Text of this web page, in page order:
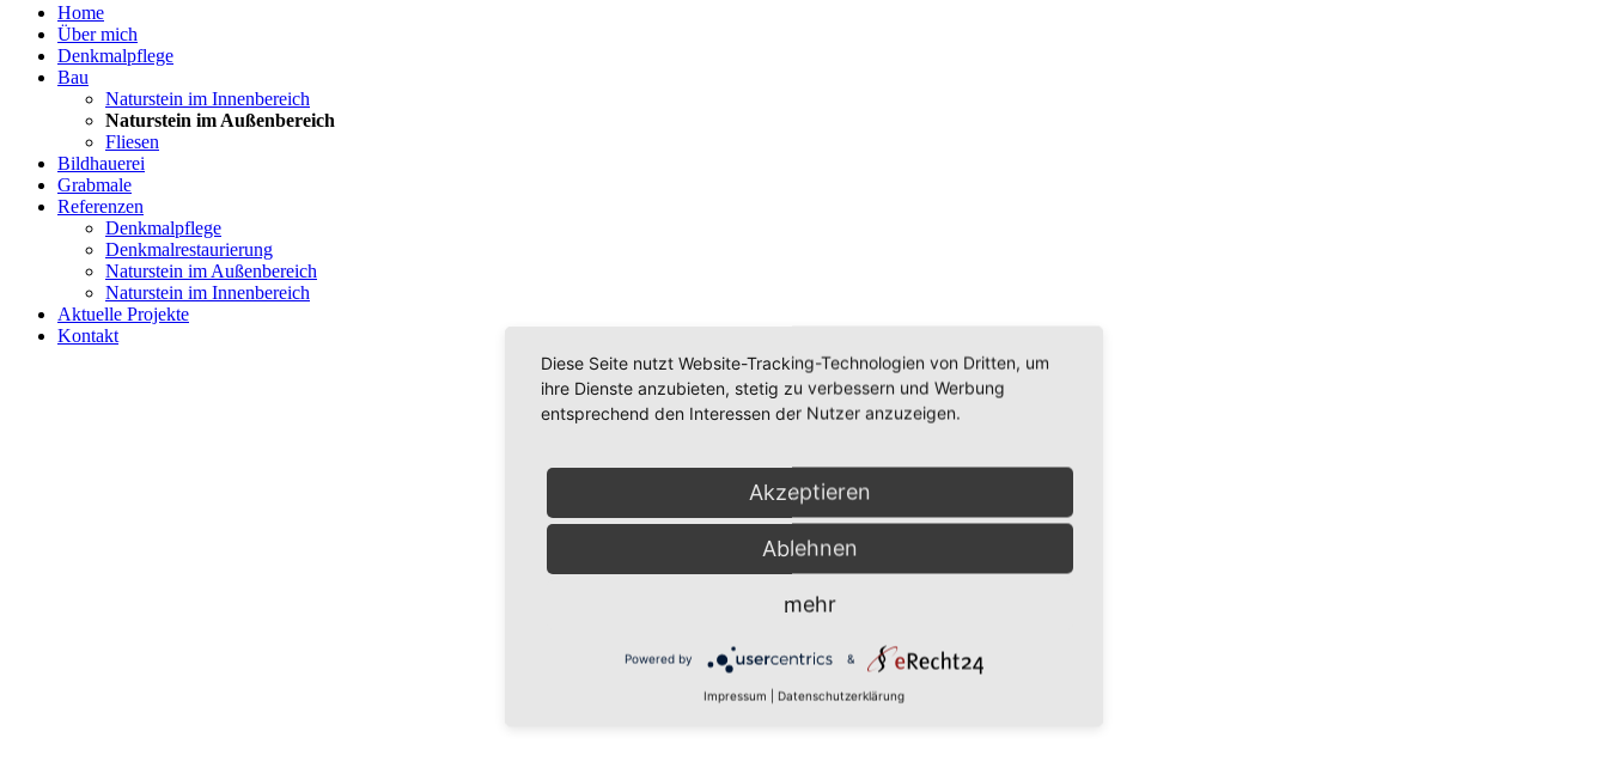
Home
Über mich
Denkmalpflege
Bau
Naturstein im Innenbereich
Naturstein im Außenbereich
Fliesen
Bildhauerei
Grabmale
Referenzen
Denkmalpflege
Denkmalrestaurierung
Naturstein im Außenbereich
Naturstein im Innenbereich
Aktuelle Projekte
Kontakt
Diese Seite nutzt Website-Tracking-Technologien von Dritten, um
ihre Dienste anzubieten, stetig zu verbessern und Werbung
entsprechend den Interessen der Nutzer anzuzeigen.
Akzeptieren
Ablehnen
mehr
Powered by &
Impressum Datenschutzerklärung